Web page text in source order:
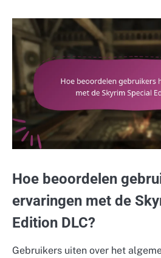
Hoe beoordelen
ervaringen met de
Edition DLC?
Gebruikers uiten over het